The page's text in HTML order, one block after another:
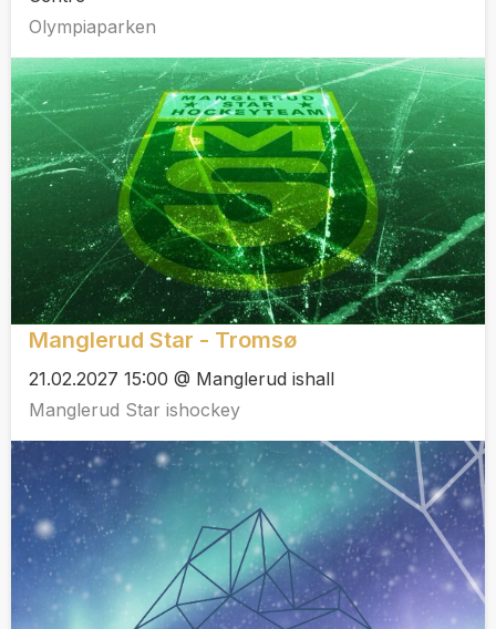
Olympiaparken
Manglerud Star - Tromsø
21.02.2027 15:00 @ Manglerud ishall
Manglerud Star ishockey